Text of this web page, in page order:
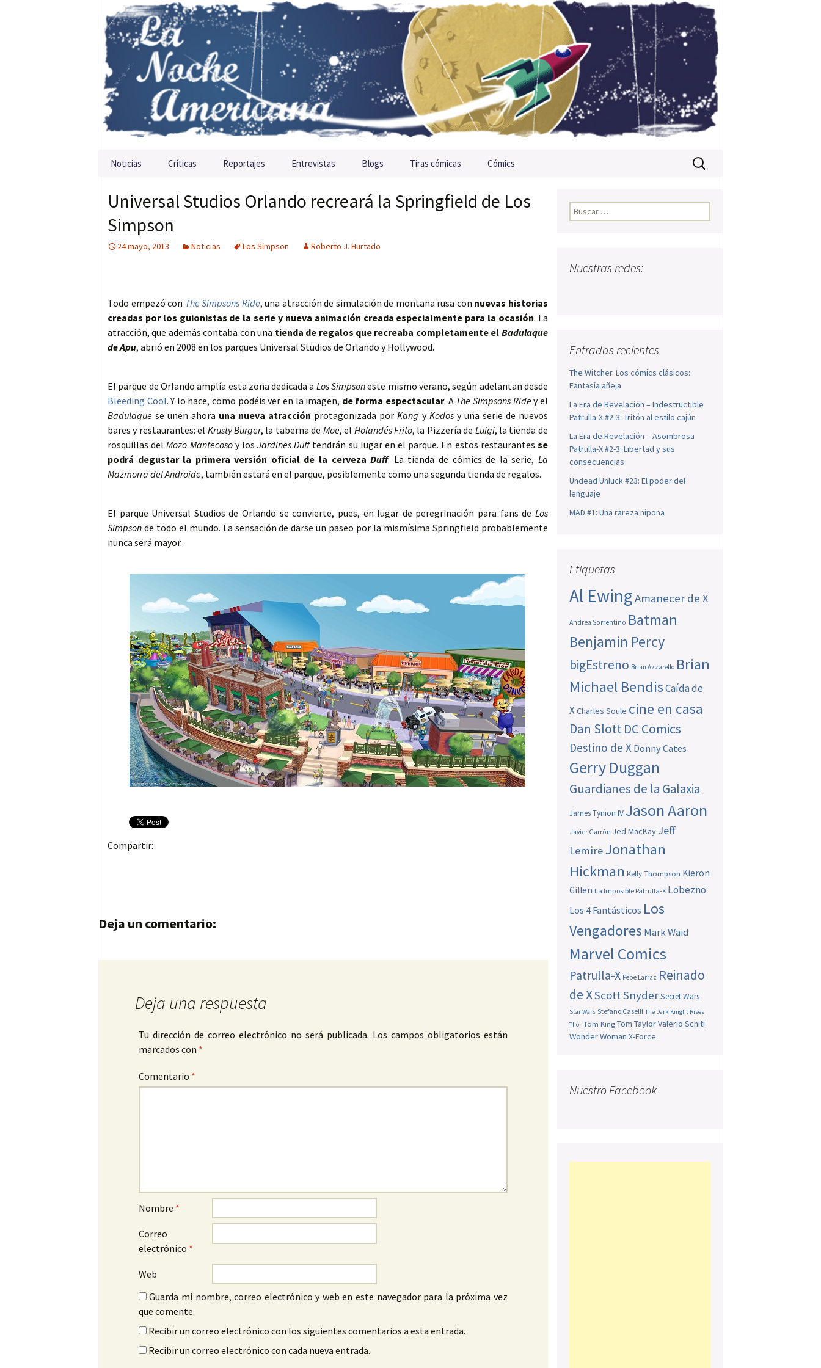
Saltar al contenido
Noticias Críticas Reportajes Entrevistas Blogs Tiras cómicas Cómics Buscar:
Universal Studios Orlando recreará la Springfield de Los
Simpson
24 mayo, 2013 Noticias Los Simpson Roberto J. Hurtado
Todo empezó con The Simpsons Ride, una atracción de simulación de montaña rusa con nuevas historias
creadas por los guionistas de la serie y nueva animación creada especialmente para la ocasión. La
atracción, que además contaba con una tienda de regalos que recreaba completamente el Badulaque
de Apu, abrió en 2008 en los parques Universal Studios de Orlando y Hollywood.
El parque de Orlando amplía esta zona dedicada a Los Simpsoneste mismo verano, según adelantan desde
Bleeding Cool. Y lo hace, como podéis ver en la imagen, de forma espectacular. A The Simpsons Ridey el
Badulaquese unen ahora una nueva atracción protagonizada porKang y Kodosy una serie de nuevos
bares y restaurantes: el Krusty Burger, la taberna de Moe, el Holandés Frito, la Pizzería de Luigi, la tienda de
rosquillas delMozo Mantecosoy losJardines Dufftendrán su lugar en el parque. En estos restaurantes se
podrá degustar la primera versión oficial de la cervezaDuff. La tienda de cómics de la serie, La
Mazmorra del Androide, también estará en el parque, posiblemente como una segunda tienda de regalos.
El parque Universal Studios de Orlando se convierte, pues, en lugar de peregrinación para fans de Los
Simpson de todo el mundo. La sensación de darse un paseo por la mismísima Springfield probablemente
nunca será mayor.
Compartir:
Navegación de entradas
Deja un comentario:
Deja una respuesta
Tu dirección de correo electrónico no será publicada. Los campos obligatorios están
marcados con *
Comentario *
Nombre *
Correo
electrónico *
Web
Guarda mi nombre, correo electrónico y web en este navegador para la próxima vez
que comente.
Recibir un correo electrónico con los siguientes comentarios a esta entrada.
Recibir un correo electrónico con cada nueva entrada.
Buscar:
Nuestras redes:
Entradas recientes
The Witcher. Los cómics clásicos:
Fantasía añeja
La Era de Revelación – Indestructible
Patrulla-X #2-3: Tritón al estilo cajún
La Era de Revelación – Asombrosa
Patrulla-X #2-3: Libertad y sus
consecuencias
Undead Unluck #23: El poder del
lenguaje
MAD #1: Una rareza nipona
Etiquetas
Al EwingAmanecer de X
Andrea Sorrentino Batman
Benjamin Percy
bigEstreno Brian Azzarello Brian
Michael BendisCaída de
XCharles Soule cine en casa
Dan SlottDC Comics
Destino de X Donny Cates
Gerry Duggan
Guardianes de la Galaxia
James Tynion IV Jason Aaron
Javier Garrón Jed MacKay Jeff
LemireJonathan
Hickman Kelly Thompson Kieron
Gillen La Imposible Patrulla-X Lobezno
Los 4 Fantásticos Los
Vengadores Mark Waid
Marvel Comics
Patrulla-X Pepe Larraz Reinado
de XScott SnyderSecret Wars
Star Wars Stefano Caselli The Dark Knight Rises
Thor Tom King Tom TaylorValerio Schiti
Wonder Woman X-Force
Nuestro Facebook